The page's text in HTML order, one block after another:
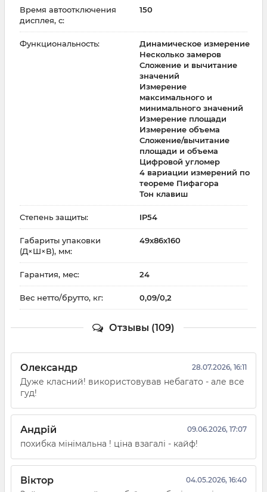
Время автоотключения
дисплея, с:
150
Функциональность:
Динамическое измерение
Несколько замеров
Сложение и вычитание
значений
Измерение
максимального и
минимального значений
Измерение площади
Измерение объема
Сложение/вычитание
площади и объема
Цифровой угломер
4 вариации измерений по
теореме Пифагора
Тон клавиш
Степень защиты: IP54
Габариты упаковки
(Д×Ш×В), мм:
49х86х160
Гарантия, мес: 24
Вес нетто/брутто, кг: 0,09/0,2
Отзывы (109)
Олександр 28.07.2026, 16:11
Дуже класний! використовував небагато - але все
гуд!
Андрій 09.06.2026, 17:07
похибка мінімальна ! ціна взагалі - кайф!
Віктор 04.05.2026, 16:40